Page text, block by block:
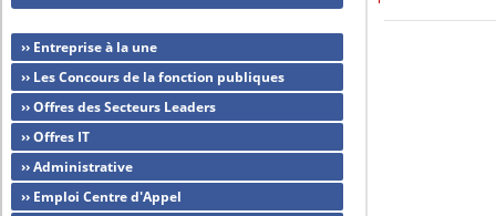
›› Entreprise à la une
›› Les Concours de la fonction publiques
›› Offres des Secteurs Leaders
›› Offres IT
›› Administrative
›› Emploi Centre d'Appel